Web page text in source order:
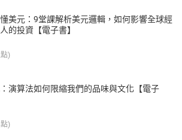
故鄉拿撒勒被排斥（一）
故鄉拿撒勒被排斥（二）
甚受歡迎（一）
甚受歡迎（二）
他的門徒
患重大痲瘋病的病人
瘓的病人
呼召壞人悔改
應有關禁食的事
題
美元：9堂課解析美元邏輯，如何影響全球經
的投資【電子書】
點)
演算法如何限縮我們的品味與文化【電子
點)